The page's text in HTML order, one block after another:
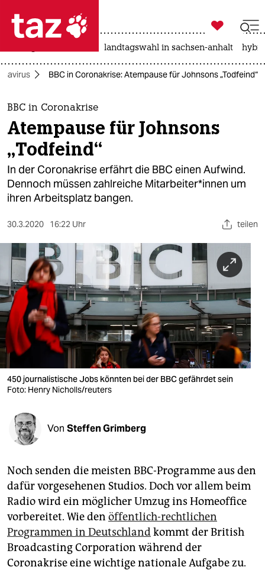
 taz zahl ich
taz zahl ich
themen
politik
öko
gesellschaft
sport
berlin
nord
wahrheit
verlag
verlag
veranstaltungen
shop
fragen & hilfe
unterstützen
abo
genossenschaft
epaper login

taz zahl ich
landtagswahl in sachsen-anhalt
BBC in Coronakrise: Atempause für Johnsons „Todfeind“
BBC in Coronakrise
Atempause für Johnsons
„Todfeind“
In der Coronakrise erfährt die BBC einen Aufwind.
Dennoch müssen zahlreiche Mitarbeiter*innen um
ihren Arbeitsplatz bangen.
30.3.2020 16:22 Uhr teilen
450 journalistische Jobs könnten bei der BBC gefährdet sein
Foto: Henry Nicholls/reuters
Von Steffen Grimberg
Noch senden die meisten BBC-Programme aus den
dafür vorgesehenen Studios. Doch vor allem beim
Radio wird ein möglicher Umzug ins Homeoffice
vorbereitet. Wie den öffentlich-rechtlichen
Programmen in Deutschlandkommt der British
Broadcasting Corporation während der
Coronakrise eine wichtige nationale Aufgabe zu.